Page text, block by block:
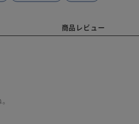
商品レビュー